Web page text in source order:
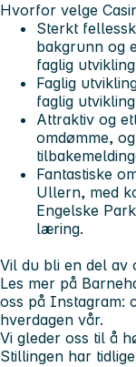
Hvorfor velge
Sterkt
bakgrunn og
faglig
Faglig
faglig
Attraktiv og
omdømme,
Fantastiske
Ullern, med
Engelske
læring.
Vil du bli en del av
Les mer på
oss på Instagram:
hverdagen vår.
Vi gleder oss til å
Stillingen har